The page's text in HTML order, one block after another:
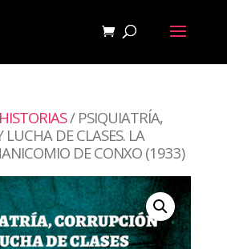
/ PSIQUIATRÍA,
DE CLASES. LA
DE CONXO (1933)